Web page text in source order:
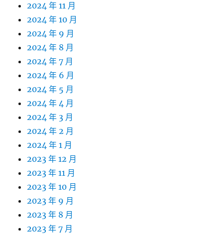
2024 年 11 月
2024 年 10 月
2024 年 9 月
2024 年 8 月
2024 年 7 月
2024 年 6 月
2024 年 5 月
2024 年 4 月
2024 年 3 月
2024 年 2 月
2024 年 1 月
2023 年 12 月
2023 年 11 月
2023 年 10 月
2023 年 9 月
2023 年 8 月
2023 年 7 月